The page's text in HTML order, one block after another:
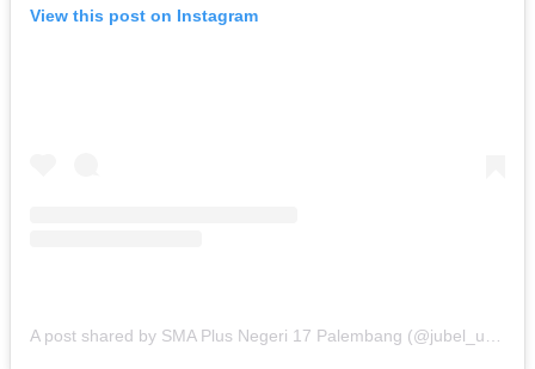
View this post on Instagram